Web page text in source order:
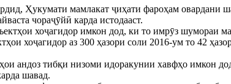
Ҳукумати мамлакат ҷиҳати фароҳам овардани
чораҷӯйӣ карда истодааст.
хоҷагидор имкон дод, ки то имрӯз шумораи
хоҷагидор аз 300 ҳазори соли 2016-ум то 42
андоз тибқи низоми идоракунии хавфҳо имкон
шавад.